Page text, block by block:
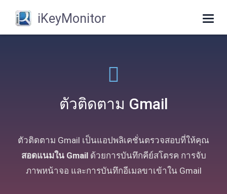
iKeyMonitor
ตัวติดตาม Gmail
ตัวติดตาม Gmail เป็นแอปพลิเคชั่นตรวจสอบที่ให้คุณ
สอดแนมใน Gmailด้วยการบันทึกคีย์สโตรค การจับ
ภาพหน้าจอ และการบันทึกอีเมลขาเข้าใน Gmail